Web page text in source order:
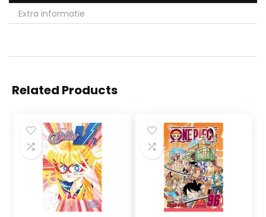
Extra informatie
Related Products